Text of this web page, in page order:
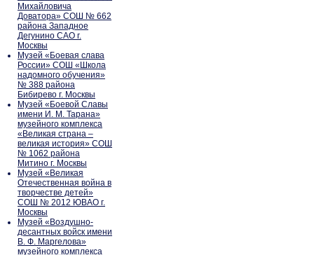
Михайловича
Доватора» СОШ № 662
района Западное
Дегунино САО г.
Москвы
Музей «Боевая слава
России» СОШ «Школа
надомного обучения»
№ 388 района
Бибирево г. Москвы
Музей «Боевой Славы
имени И. М. Тарана»
музейного комплекса
«Великая страна –
великая история» СОШ
№ 1062 района
Митино г. Москвы
Музей «Великая
Отечественная война в
творчестве детей»
СОШ № 2012 ЮВАО г.
Москвы
Музей «Воздушно-
десантных войск имени
В. Ф. Маргелова»
музейного комплекса